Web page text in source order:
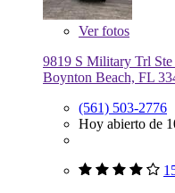
Verfotos
9819 S Military Trl Ste
Boynton Beach, FL
(561) 503-2776
Hoy abierto de